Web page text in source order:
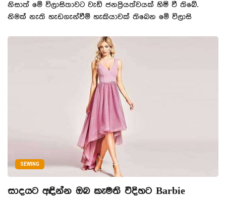
නිසාත් මේ විලාසිතාවට වැඩි ජනප්‍රියත්වයක් හිමි වී තිබේ.
නිමක් නැති හැඩගැන්වීම් හැකියාවක් තිබෙන මේ විලාසි
SEWING
සාදයට අඳින්න ඔබ කැමති විදිහට Barbie